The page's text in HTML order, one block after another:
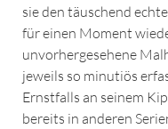
sie den täuschend
für einen Moment
unvorhergesehene
jeweils so minutiös
Ernstfalls an seinem
bereits in anderen